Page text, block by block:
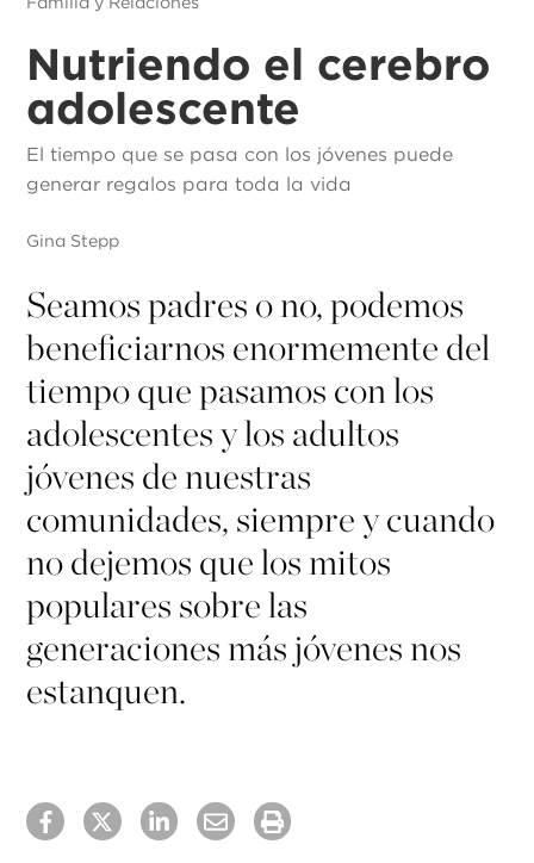
Nutriendo el cerebro
adolescente
El tiempo que se pasa con los jóvenes puede
generar regalos para toda la vida
Gina Stepp
Seamos padres o no, podemos
beneficiarnos enormemente del
tiempo que pasamos con los
adolescentes y los adultos
jóvenes de nuestras
comunidades, siempre y cuando
no dejemos que los mitos
populares sobre las
generaciones más jóvenes nos
estanquen.